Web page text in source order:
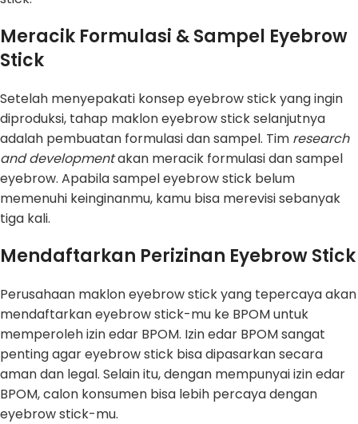
Meracik Formulasi & Sampel Eyebrow
Stick
Setelah menyepakati konsep eyebrow stick yang ingin
diproduksi, tahap maklon eyebrow stick selanjutnya
adalah pembuatan formulasi dan sampel. Tim research
and developmentakan meracik formulasi dan sampel
eyebrow. Apabila sampel eyebrow stick belum
memenuhi keinginanmu, kamu bisa merevisi sebanyak
tiga kali.
Mendaftarkan Perizinan Eyebrow Stick
Perusahaan maklon eyebrow stick yang tepercaya akan
mendaftarkan eyebrow stick-mu ke BPOM untuk
memperoleh izin edar BPOM. Izin edar BPOM sangat
penting agar eyebrow stick bisa dipasarkan secara
aman dan legal. Selain itu, dengan mempunyai izin edar
BPOM, calon konsumen bisa lebih percaya dengan
eyebrow stick-mu.